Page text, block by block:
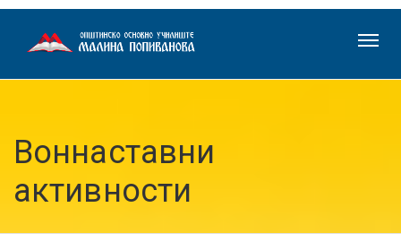
Воннаставни
активности